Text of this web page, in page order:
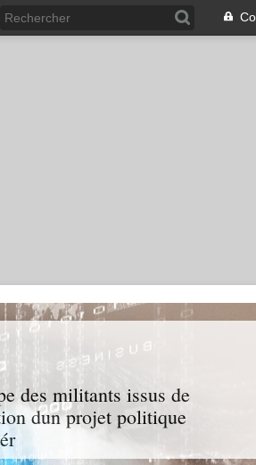
des militants issus de
dun projet politique